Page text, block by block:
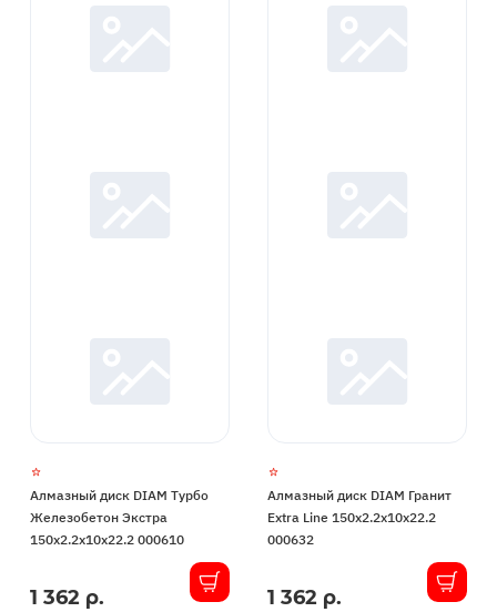
Алмазный диск DIAM Турбо
Железобетон Экстра
150x2.2x10x22.2 000610
В1 362 р.
Алмазный диск DIAM Гранит
Extra Line 150x2.2x10x22.2
000632
В1 362 р.